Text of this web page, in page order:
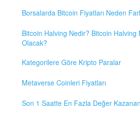
Borsalarda Bitcoin Fiyatları Neden
Bitcoin Halving Nedir? Bitcoin Halving
Olacak?
Kategorilere Göre Kripto Paralar
Metaverse Coinleri Fiyatları
Son 1 Saatte En Fazla Değer